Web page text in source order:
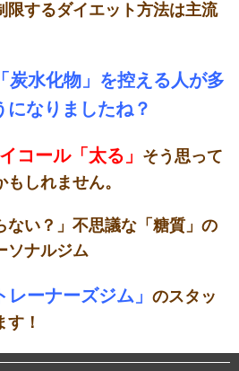
限するダイエット方法は主流
「炭水化物」を控える人が多
になりましたね？
コール「太る」 そう思って
しれません。
ない？」不思議な「糖質」の
ソナルジム
レーナーズジム」 のスタッ
！